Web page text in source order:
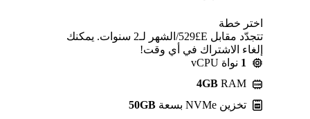
اختر خطة
تتجدّد مقابل E£⁦529⁩/الشهر لـ2 سنوات. يمكنك
إلغاء الاشتراك في أي وقت!
1 نواة vCPU
4GB RAM
تخزين NVMe بسعة
50GB